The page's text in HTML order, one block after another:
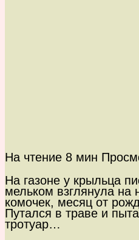
На чтение 8 мин
На газоне у крыльца
мельком взглянула на
комочек, месяц от
Путался в траве и
тротуар…